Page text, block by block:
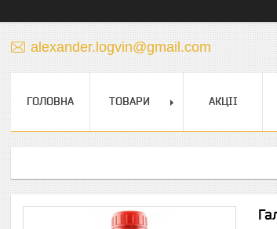
alexander.logvin@gmail.com
ГОЛОВНА ТОВАРИ АКЦІІ